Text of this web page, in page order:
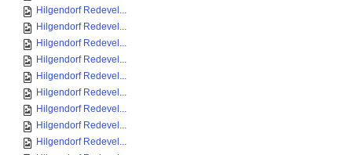
Hilgendorf Redevel...
Hilgendorf Redevel...
Hilgendorf Redevel...
Hilgendorf Redevel...
Hilgendorf Redevel...
Hilgendorf Redevel...
Hilgendorf Redevel...
Hilgendorf Redevel...
Hilgendorf Redevel...